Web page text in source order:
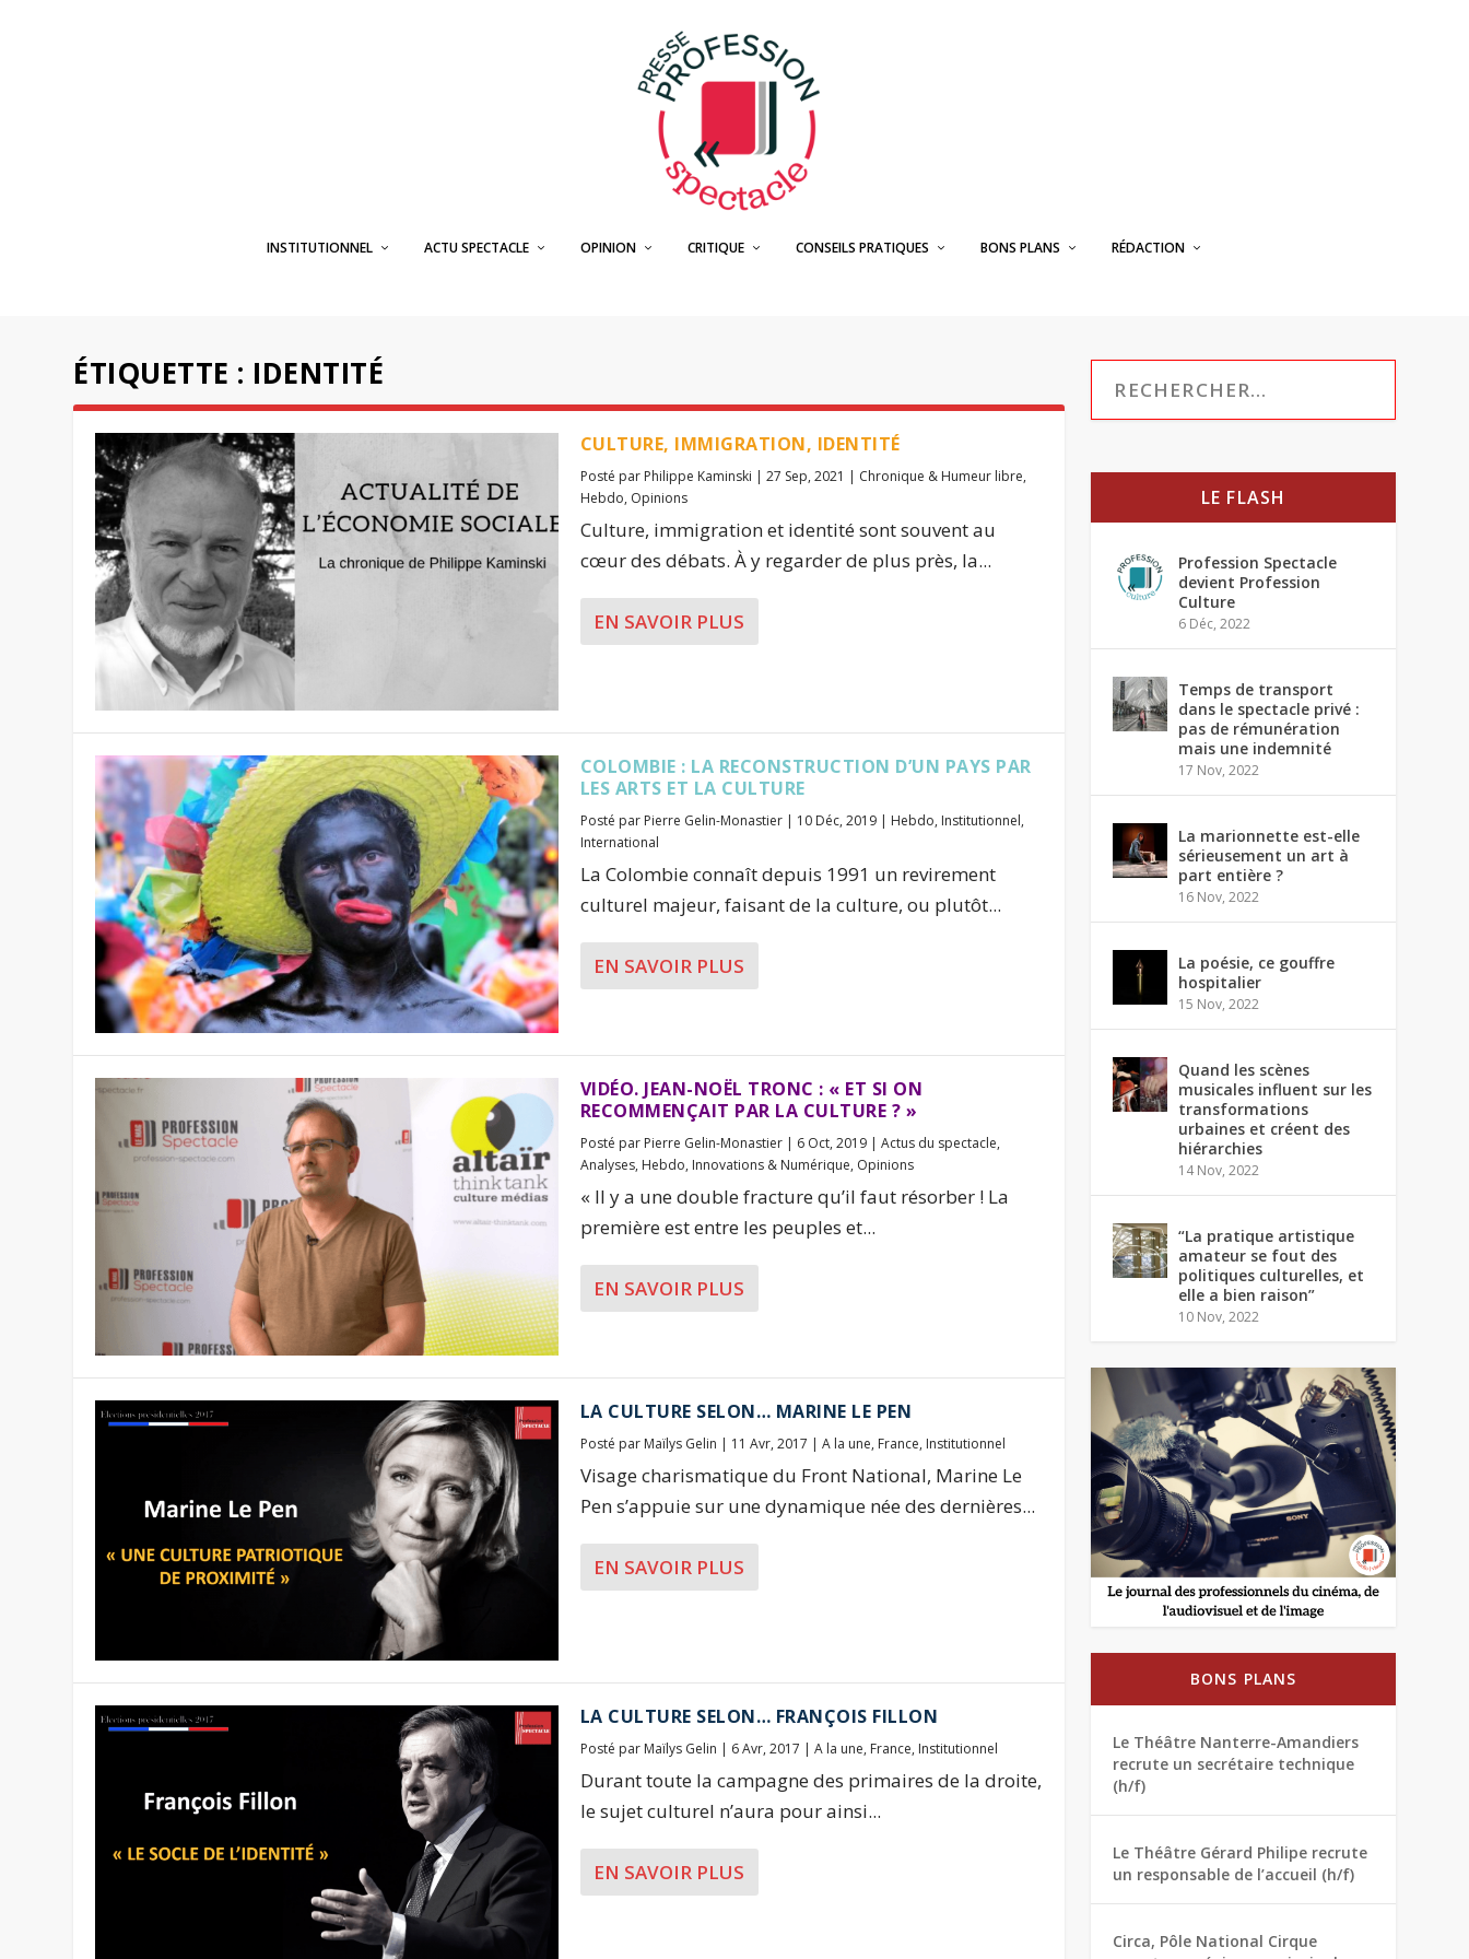
INSTITUTIONNEL ACTU SPECTACLE OPINION CRITIQUE CONSEILS PRATIQUES BONS PLANS RÉDACTION
ÉTIQUETTE : IDENTITÉ
CULTURE, IMMIGRATION, IDENTITÉ
Posté par Philippe Kaminski | 27 Sep, 2021 | Chronique & Humeur libre,
Hebdo, Opinions
Culture, immigration et identité sont souvent au
cœur des débats. À y regarder de plus près, la...
EN SAVOIR PLUS
COLOMBIE : LA RECONSTRUCTION D’UN PAYS PAR
LES ARTS ET LA CULTURE
Posté par Pierre Gelin-Monastier| 10 Déc, 2019| Hebdo, Institutionnel,
International
La Colombie connaît depuis 1991 un revirement
culturel majeur, faisant de la culture, ou plutôt...
EN SAVOIR PLUS
VIDÉO. JEAN-NOËL TRONC : « ET SI ON
RECOMMENÇAIT PAR LA CULTURE ? »
Posté par Pierre Gelin-Monastier| 6 Oct, 2019| Actus du spectacle,
Analyses, Hebdo, Innovations & Numérique, Opinions
« Il y a une double fracture qu’il faut résorber ! La
première est entre les peuples et...
EN SAVOIR PLUS
LA CULTURE SELON… MARINE LE PEN
Posté par Maïlys Gelin | 11 Avr, 2017 | A la une, France, Institutionnel
Visage charismatique du Front National, Marine Le
Pen s’appuie sur une dynamique née des dernières...
EN SAVOIR PLUS
LA CULTURE SELON… FRANÇOIS FILLON
Posté par Maïlys Gelin | 6 Avr, 2017 | A la une, France, Institutionnel
Durant toute la campagne des primaires de la droite,
le sujet culturel n’aura pour ainsi...
EN SAVOIR PLUS
LE FLASH
Profession Spectacle
devient Profession
Culture
6 Déc, 2022
Temps de transport
dans le spectacle privé :
pas de rémunération
mais une indemnité
17 Nov, 2022
La marionnette est-elle
sérieusement un art à
part entière ?
16 Nov, 2022
La poésie, ce gouffre
hospitalier
15 Nov, 2022
Quand les scènes
musicales influent sur les
transformations
urbaines et créent des
hiérarchies
14 Nov, 2022
“La pratique artistique
amateur se fout des
politiques culturelles, et
elle a bien raison”
10 Nov, 2022
BONS PLANS
Le Théâtre Nanterre-Amandiers
recrute un secrétaire technique
(h/f)
Le Théâtre Gérard Philipe recrute
un responsable de l’accueil (h/f)
Circa, Pôle National Cirque